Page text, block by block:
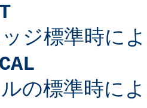
ジ標準時に
の標準時に